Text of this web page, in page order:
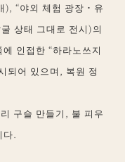
), “야외 체험 광장・유
상태 그대로 전시)의
인접한 “하라노쓰지
되어 있으며, 복원 정
구슬 만들기, 불 피우
다.